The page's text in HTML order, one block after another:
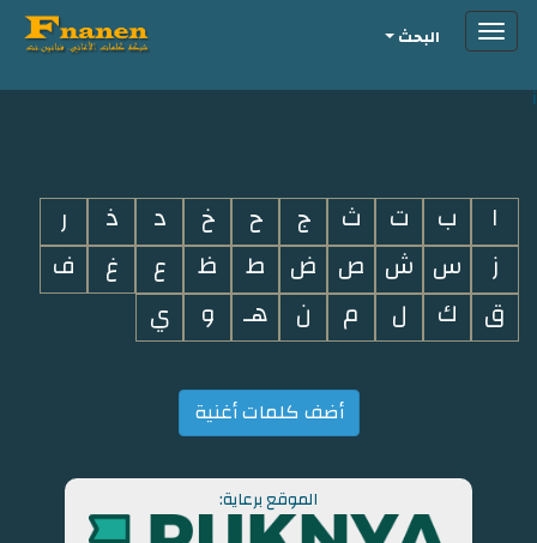
i
Toggleالبحث
ا ب ت ث ج ح خ د ذ
ر
ز
س ش ص ض ط ظ ع غ
ف
ق
ك ل م ن هـ و ي
أضف كلمات أغنية
الموقع برعاية: